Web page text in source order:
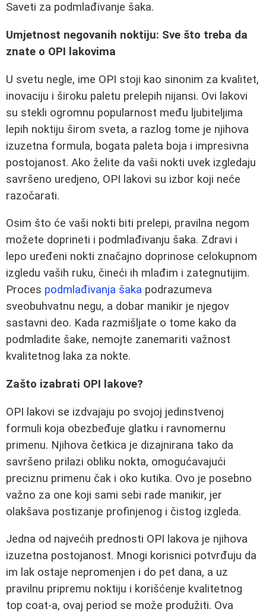
Saveti za podmlađivanje šaka.
Umjetnost negovanih noktiju: Sve što treba da
znate o OPI lakovima
U svetu negle, ime OPI stoji kao sinonim za kvalitet,
inovaciju i široku paletu prelepih nijansi. Ovi lakovi
su stekli ogromnu popularnost među ljubiteljima
lepih noktiju širom sveta, a razlog tome je njihova
izuzetna formula, bogata paleta boja i impresivna
postojanost. Ako želite da vaši nokti uvek izgledaju
savršeno uredjeno, OPI lakovi su izbor koji neće
razočarati.
Osim što će vaši nokti biti prelepi, pravilna negom
možete doprineti i podmlađivanju šaka. Zdravi i
lepo uređeni nokti značajno doprinose celokupnom
izgledu vaših ruku, čineći ih mlađim i zategnutijim.
Proces podmlađivanja šaka podrazumeva
sveobuhvatnu negu, a dobar manikir je njegov
sastavni deo. Kada razmišljate o tome kako da
podmladite šake, nemojte zanemariti važnost
kvalitetnog laka za nokte.
Zašto izabrati OPI lakove?
OPI lakovi se izdvajaju po svojoj jedinstvenoj
formuli koja obezbeđuje glatku i ravnomernu
primenu. Njihova četkica je dizajnirana tako da
savršeno prilazi obliku nokta, omogućavajući
preciznu primenu čak i oko kutika. Ovo je posebno
važno za one koji sami sebi rade manikir, jer
olakšava postizanje profinjenog i čistog izgleda.
Jedna od najvećih prednosti OPI lakova je njihova
izuzetna postojanost. Mnogi korisnici potvrđuju da
im lak ostaje nepromenjen i do pet dana, a uz
pravilnu pripremu noktiju i korišćenje kvalitetnog
top coat-a, ovaj period se može produžiti. Ova